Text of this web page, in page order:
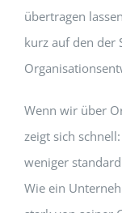
übertragen
kurz auf den der
Wenn wir über
zeigt sich
weniger
Wie ein